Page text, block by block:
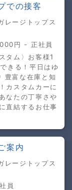
での接客
ージトップス
円 - 正社員
タム〉お客様1
きる！平日はゆ
富な在庫と知
カスタムカーに
なたの丁寧さや
直結するお仕事
案内
ージトップス
員